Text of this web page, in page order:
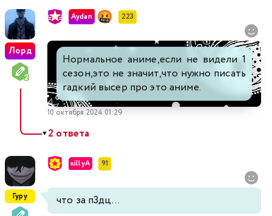
Лорд
Aydan 223
Нормальное аниме,если не видели 1
сезон,это не значит,что нужно писать
гадкий высер про это аниме.
10 октября 2024 01:29
▼2 ответа
Гуру
кillуА 91
что за п3дц...